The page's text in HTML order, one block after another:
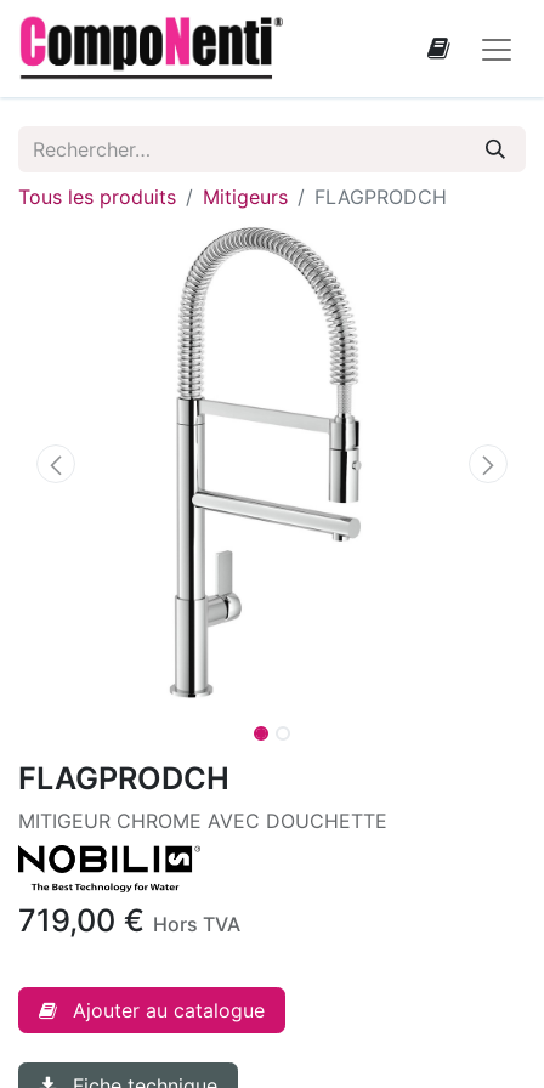
Tous les produits Mitigeurs FLAGPRODCH
FLAGPRODCH
MITIGEUR CHROME AVEC DOUCHETTE
719,00 € Hors TVA
Ajouter au catalogue